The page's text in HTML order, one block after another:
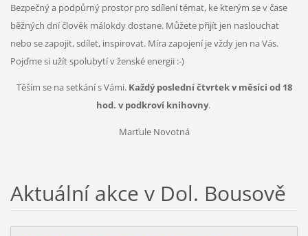
Bezpečný a podpůrný prostor pro sdílení témat, ke kterým se v čase
běžných dní člověk málokdy dostane. Můžete přijít jen naslouchat
nebo se zapojit, sdílet, inspirovat. Míra zapojení je vždy jen na Vás.
Pojďme si užít spolubytí v ženské energii :-)
Těším se na setkání s Vámi. Každý poslední čtvrtek v měsíci od 18
hod. v podkroví knihovny.
Marťule Novotná
Aktuální akce v Dol. Bousově